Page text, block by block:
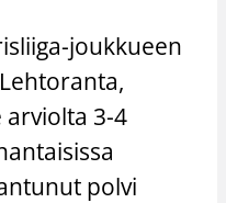
joukkueen
3-4
polvi